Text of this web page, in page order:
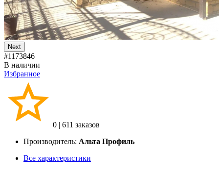
Next
#1173846
В наличии
Избранное
0 | 611 заказов
Производитель: Альта Профиль
Все характеристики